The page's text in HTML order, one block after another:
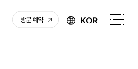
방문 예약 KOR